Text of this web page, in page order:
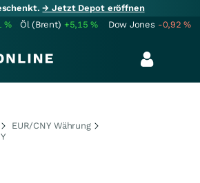
→ Jetzt Depot eröffnen
% Öl (Brent) +5,15% Dow Jones -0,92%
EUR/CNY Währung